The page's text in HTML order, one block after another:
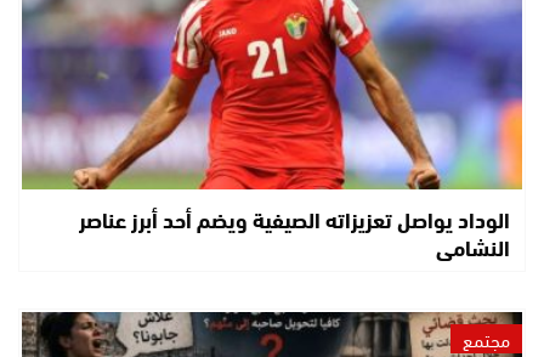
الوداد يواصل تعزيزاته الصيفية ويضم أحد أبرز عناصر
النشامى
مجتمع